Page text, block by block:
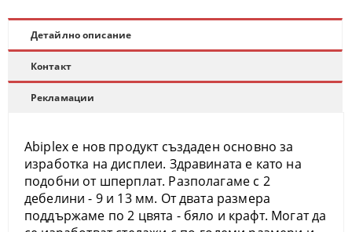
Детайлно описание
Контакт
Рекламации
Abiplex е нов продукт създаден основно за
изработка на дисплеи. Здравината е като на
подобни от шперплат. Разполагаме с 2
дебелини - 9 и 13 мм. От двата размера
поддържаме по2 цвята - бяло и крафт. Могат да